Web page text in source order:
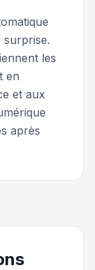
surprise.
les
en
et aux
après